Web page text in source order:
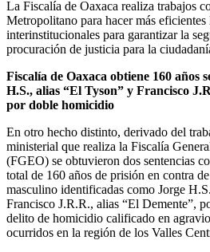
La Fiscalía de Oaxaca realiza trabajos
Metropolitano para hacer más eficientes
interinstitucionales para garantizar la
procuración de justicia para la
Fiscalía de Oaxaca obtiene 160 años
H.S., alias “El Tyson” y Francisco
por doble homicidio
En otro hecho distinto, derivado del
ministerial que realiza la Fiscalía
(FGEO) se obtuvieron dos sentencias
total de 160 años de prisión en contra
masculino identificadas como Jorge
Francisco J.R.R., alias “El Demente”,
delito de homicidio calificado en
ocurridos en la región de los Valles